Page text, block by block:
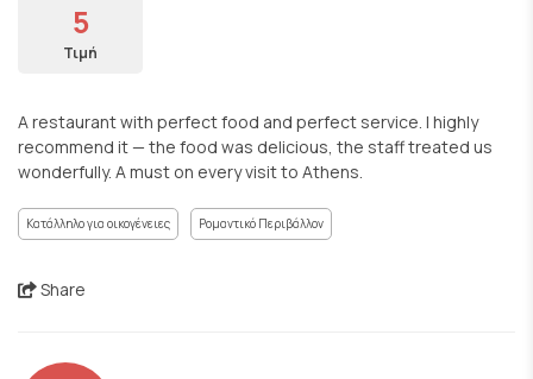
5
Τιμή
A restaurant with perfect food and perfect service. I highly
recommend it — the food was delicious, the staff treated us
wonderfully. A must on every visit to Athens.
Κατάλληλο για οικογένειες Ρομαντικό Περιβάλλον
Share